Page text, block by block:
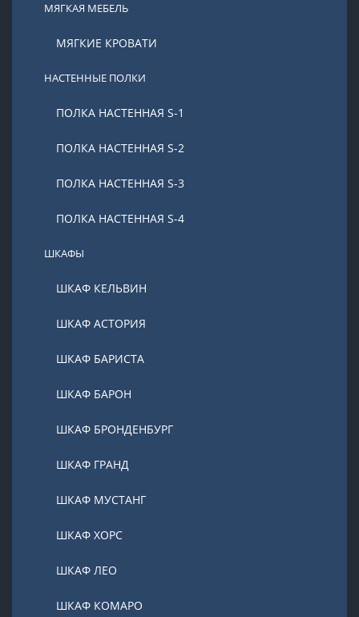
МЯГКАЯ МЕБЕЛЬ
МЯГКИЕ КРОВАТИ
НАСТЕННЫЕ ПОЛКИ
ПОЛКА НАСТЕННАЯ S-1
ПОЛКА НАСТЕННАЯ S-2
ПОЛКА НАСТЕННАЯ S-3
ПОЛКА НАСТЕННАЯ S-4
ШКАФЫ
ШКАФ КЕЛЬВИН
ШКАФ АСТОРИЯ
ШКАФ БАРИСТА
ШКАФ БАРОН
ШКАФ БРОНДЕНБУРГ
ШКАФ ГРАНД
ШКАФ МУСТАНГ
ШКАФ ХОРС
ШКАФ ЛЕО
ШКАФ КОМАРО